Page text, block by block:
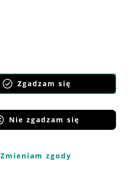
Zgadzam się
Nie zgadzam się
Zmieniam zgody